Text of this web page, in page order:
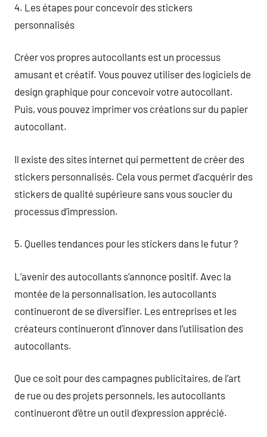
4. Les étapes pour concevoir des stickers
personnalisés
Créer vos propres autocollants est un processus
amusant et créatif. Vous pouvez utiliser des logiciels de
design graphique pour concevoir votre autocollant.
Puis, vous pouvez imprimer vos créations sur du papier
autocollant.
Il existe des sites internet qui permettent de créer des
stickers personnalisés. Cela vous permet d’acquérir des
stickers de qualité supérieure sans vous soucier du
processus d’impression.
5. Quelles tendances pour les stickers dans le futur ?
L’avenir des autocollants s’annonce positif. Avec la
montée de la personnalisation, les autocollants
continueront de se diversifier. Les entreprises et les
créateurs continueront d’innover dans l’utilisation des
autocollants.
Que ce soit pour des campagnes publicitaires, de l’art
de rue ou des projets personnels, les autocollants
continueront d’être un outil d’expression apprécié.